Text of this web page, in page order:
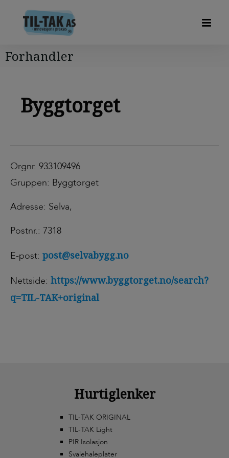
Forhandler
Byggtorget
Orgnr. 933109496
Gruppen: Byggtorget
Adresse: Selva,
Postnr.: 7318
E-post: post@selvabygg.no
Nettside: https://www.byggtorget.no/search?
q=TIL-TAK+original
Hurtiglenker
TIL-TAK ORIGINAL
TIL-TAK Light
PIR Isolasjon
Svalehaleplater